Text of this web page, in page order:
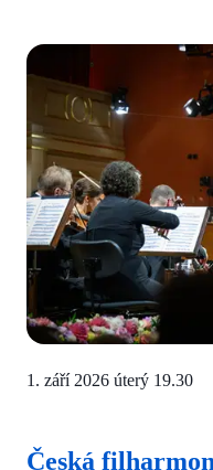
Česká
1. září 2026 úterý 19.30